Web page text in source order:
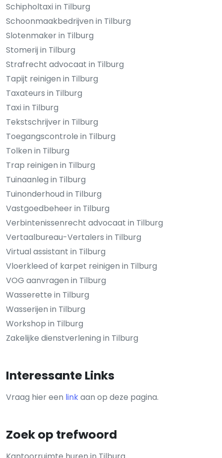
Schipholtaxi in Tilburg
Schoonmaakbedrijven in Tilburg
Slotenmaker in Tilburg
Stomerij in Tilburg
Strafrecht advocaat in Tilburg
Tapijt reinigen in Tilburg
Taxateurs in Tilburg
Taxi in Tilburg
Tekstschrijver in Tilburg
Toegangscontrole in Tilburg
Tolken in Tilburg
Trap reinigen in Tilburg
Tuinaanleg in Tilburg
Tuinonderhoud in Tilburg
Vastgoedbeheer in Tilburg
Verbintenissenrecht advocaat in Tilburg
Vertaalbureau-Vertalers in Tilburg
Virtual assistant in Tilburg
Vloerkleed of karpet reinigen in Tilburg
VOG aanvragen in Tilburg
Wasserette in Tilburg
Wasserijen in Tilburg
Workshop in Tilburg
Zakelijke dienstverlening in Tilburg
Interessante Links
Vraag hier een linkaan op deze pagina.
Zoek op trefwoord